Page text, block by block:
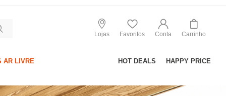
Lojas Favoritos Conta Carrinho
AR LIVRE HOT DEALS HAPPY PRICE